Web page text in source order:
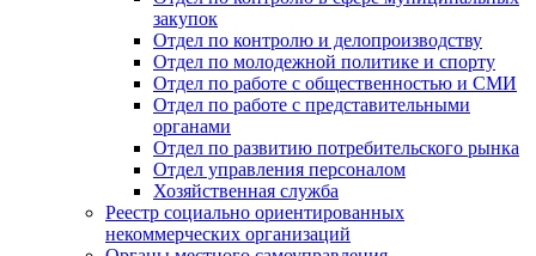
закупок
Отдел по контролю и делопроизводству
Отдел по молодежной политике и спорту
Отдел по работе с общественностью и СМИ
Отдел по работе с представительными
органами
Отдел по развитию потребительского рынка
Отдел управления персоналом
Хозяйственная служба
Реестр социально ориентированных
некоммерческих организаций